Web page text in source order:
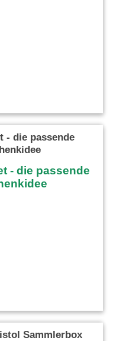
- die passende
Sammlerbox